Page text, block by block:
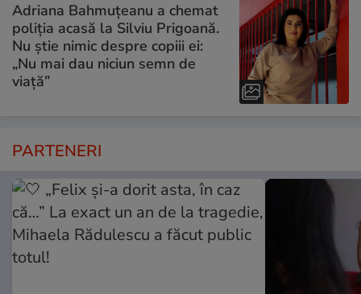
Adriana Bahmuțeanu a chemat
poliția acasă la Silviu Prigoană.
Nu știe nimic despre copiii ei:
„Nu mai dau niciun semn de
viață”
PARTENERI